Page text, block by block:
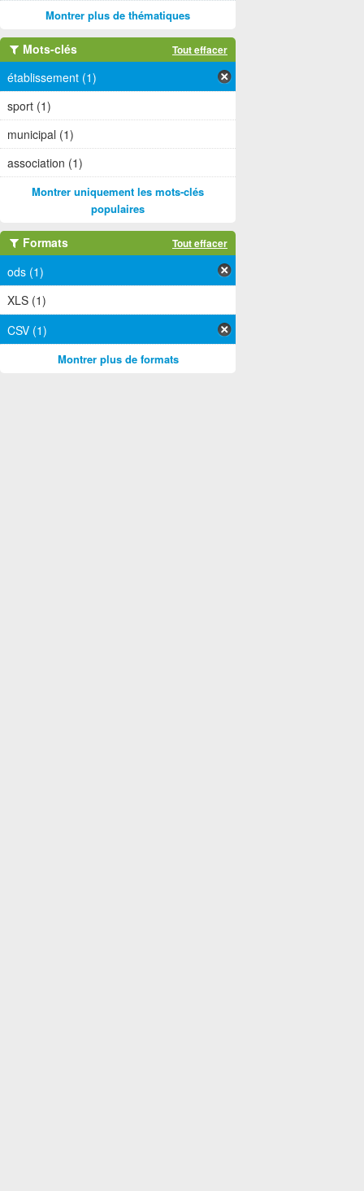
Montrer plus de thématiques
Mots-clés Tout effacer
établissement (1)
sport (1)
municipal (1)
association (1)
Montrer uniquement les mots-clés
populaires
Formats Tout effacer
ods (1)
XLS (1)
CSV (1)
Montrer plus de formats